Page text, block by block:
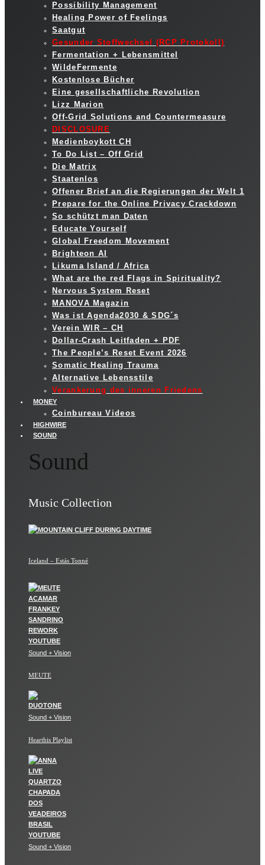
Possibility Management
Healing Power of Feelings
Saatgut
Gesunder Stoffwechsel (RCP Protokoll)
Fermentation + Lebensmittel
WildeFermente
Kostenlose Bücher
Eine gesellschaftliche Revolution
Lizz Marion
Off-Grid Solutions and Countermeasure
DISCLOSURE
Medienboykott CH
To Do List – Off Grid
Die Matrix
Staatenlos
Offener Brief an die Regierungen der Welt 1
Prepare for the Online Privacy Crackdown
So schützt man Daten
Educate Yourself
Global Freedom Movement
Brighteon AI
Likuma Island / Africa
What are the red Flags in Spirituality?
Nervous System Reset
MANOVA Magazin
Was ist Agenda2030 & SDG´s
Verein WIR – CH
Dollar-Crash Leitfaden + PDF
The People’s Reset Event 2026
Somatic Healing Trauma
Alternative Lebensstile
Verankerung des inneren Friedens
MONEY
Coinbureau Videos
HIGHWIRE
SOUND
Sound
Music Collection
Iceland – Estás Tonné
Sound + Vision
MEUTE
Sound + Vision
Hearthis Playlist
Sound + Vision